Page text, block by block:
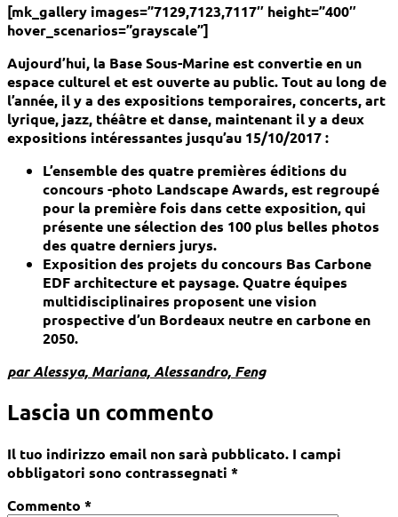
[mk_gallery images=”7129,7123,7117″ height=”400″
hover_scenarios=”grayscale”]
Aujourd’hui, la Base Sous-Marine est convertie en un
espace culturel et est ouverte au public. Tout au long de
l’année, il y a des expositions temporaires, concerts, art
lyrique, jazz, théâtre et danse, maintenant il y a deux
expositions intéressantes jusqu’au 15/10/2017 :
L’ensemble des quatre premières éditions du
concours -photo Landscape Awards, est regroupé
pour la première fois dans cette exposition, qui
présente une sélection des 100 plus belles photos
des quatre derniers jurys.
Exposition des projets du concours Bas Carbone
EDF architecture et paysage. Quatre équipes
multidisciplinaires proposent une vision
prospective d’un Bordeaux neutre en carbone en
2050.
par Alessya, Mariana, Alessandro, Feng
Lascia un commento
Il tuo indirizzo email non sarà pubblicato. I campi
obbligatori sono contrassegnati *
Commento *